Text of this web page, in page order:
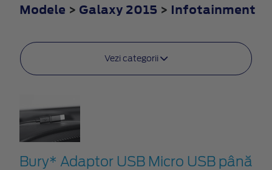
Modele > Galaxy 2015 > Infotainment
Vezi categorii
Bury* Adaptor USB Micro USB până